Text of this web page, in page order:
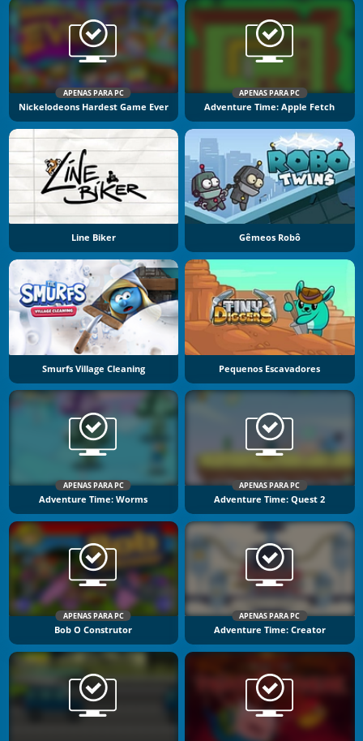
APENAS PARA PC
Nickelodeons Hardest Game Ever
APENAS PARA PC
Adventure Time: Apple Fetch
Line Biker Gêmeos Robô
Smurfs Village Cleaning Pequenos Escavadores
APENAS PARA PC
Adventure Time: Worms
APENAS PARA PC
Adventure Time: Quest 2
APENAS PARA PC
Bob O Construtor
APENAS PARA PC
Adventure Time: Creator